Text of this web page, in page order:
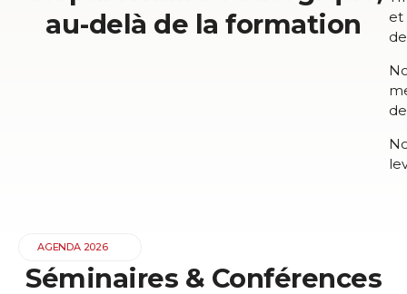
au-delà de la formation
et
AGENDA 2026
Séminaires & Conférences